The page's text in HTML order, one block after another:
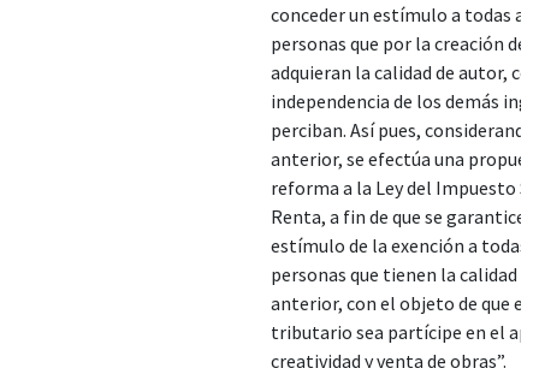
conceder un estímulo a todas
personas que por la creación de
adquieran la calidad de autor,
independencia de los demás
perciban. Así pues,
anterior, se efectúa una
reforma a la Ley del Impuesto
Renta, a fin de que se garantice
estímulo de la exención a todas
personas que tienen la calidad
anterior, con el objeto de que el
tributario sea partícipe en el
creatividad y venta de obras”.